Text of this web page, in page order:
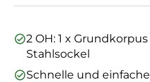
2 OH: 1 x
Stahlsockel
Schnelle und